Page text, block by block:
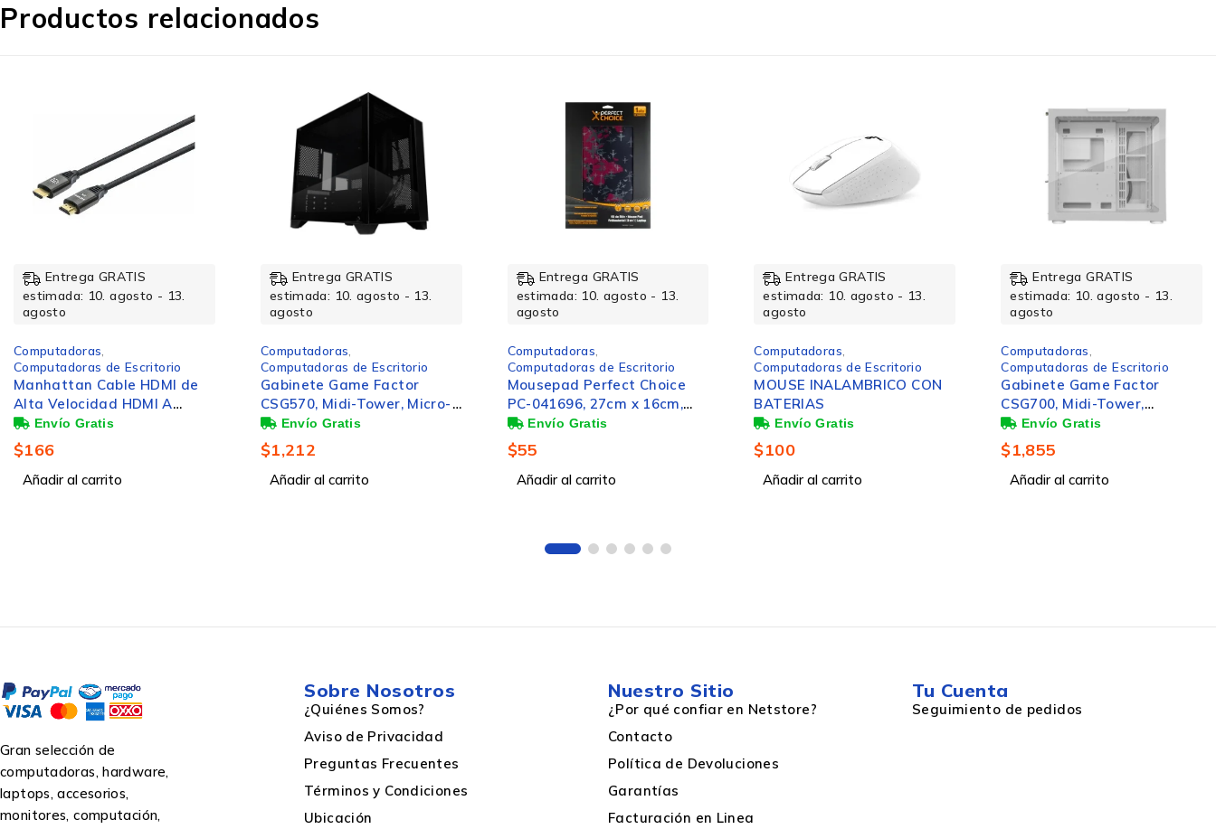
Interfaz
Capacidad total de almacenaje
Número de unidades SSD instalados
NVMe
Capacidad total SSD
Puertos e Interfaces
Cantidad de puertos USB 2.0
Suministro de potencia USB (revisión 2.0)
Productos relacionados
Entrega GRATIS
estimada: 10. agosto - 13.
agosto
Computadoras
Computadoras de Escritorio
Gabinete Game Factor
CSG570, Midi-Tower, Micro-
ATX/Mini-ITX, USB 2.0/3.0,
sin Fuente, sin Ventiladores
Instalados, Negro
$1,212
Añadir al carrito
Entrega GRATIS
estimada: 10. agosto - 13.
agosto
Computadoras
Computadoras de Escritorio
Mousepad Perfect Choice
PC-041696, 27cm x 16cm,
Grosor 50mm,
Negro/Naranja - Incluye Skin
para Laptop
$55
Añadir al carrito
Entrega GRATIS
estimada: 10. agosto - 13.
agosto
Computadoras
Computadoras de Escritorio
MOUSE INALAMBRICO CON
BATERIAS
$100
Añadir al carrito
Entrega GRATIS
estimada: 10. agosto - 13.
agosto
Computadoras
Computadoras de Escritorio
Gabinete Game Factor
CSG700, Midi-Tower,
ATX/EATX/Micro-ATX/Mini-
ITX, USB 2.0/3.0, sin Fuente,
sin Ventiladores Instalados,
Blanco
$1,855
Añadir al carrito
Entrega GRATIS
estimada: 10. agosto - 13.
agosto
Computadoras
Computadoras de Escritorio
AIO HP PROSTUDIO 4 G1I
23.8 U5
$28,949
Añadir al carrito
Gran selección de
computadoras, hardware,
laptops, accesorios,
monitores, computación,
Sobre Nosotros
¿Quiénes Somos?
Aviso de Privacidad
Preguntas Frecuentes
Términos y Condiciones
Ubicación
Nuestro Sitio
¿Por qué confiar en Netstore?
Contacto
Política de Devoluciones
Garantías
Facturación en Linea
Tu Cuenta
Seguimiento de pedidos